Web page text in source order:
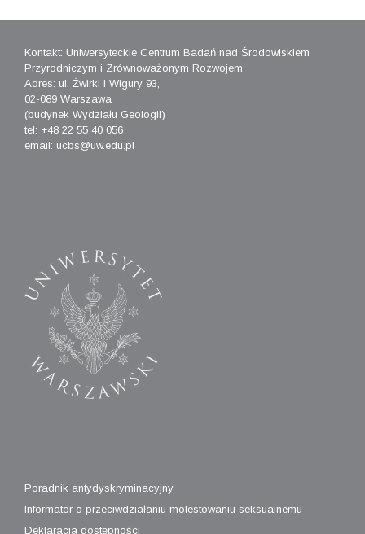
Kontakt: Uniwersyteckie Centrum Badań nad Środowiskiem
Przyrodniczym i Zrównoważonym Rozwojem
Adres: ul. Żwirki i Wigury 93,
02-089 Warszawa
(budynek Wydziału Geologii)
tel: +48 22 55 40 056
email: ucbs@uw.edu.pl
Poradnik antydyskryminacyjny
Informator o przeciwdziałaniu molestowaniu seksualnemu
Deklaracja dostępności